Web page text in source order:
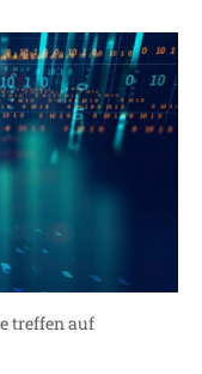
treffen auf